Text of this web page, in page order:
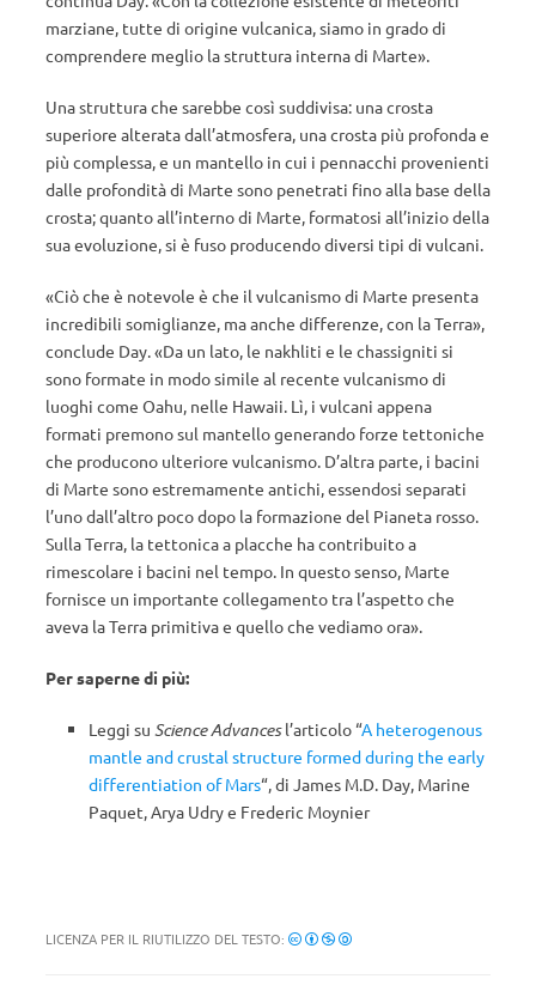
marziane, tutte di origine vulcanica, siamo in grado di
comprendere meglio la struttura interna di Marte».
Una struttura che sarebbe così suddivisa: una crosta
superiore alterata dall’atmosfera, una crosta più profonda e
più complessa, e un mantello in cui i pennacchi provenienti
dalle profondità di Marte sono penetrati fino alla base della
crosta; quanto all’interno di Marte, formatosi all’inizio della
sua evoluzione, si è fuso producendo diversi tipi di vulcani.
«Ciò che è notevole è che il vulcanismo di Marte presenta
incredibili somiglianze, ma anche differenze, con la Terra»,
conclude Day. «Da un lato, le nakhliti e le chassigniti si
sono formate in modo simile al recente vulcanismo di
luoghi come Oahu, nelle Hawaii. Lì, i vulcani appena
formati premono sul mantello generando forze tettoniche
che producono ulteriore vulcanismo. D’altra parte, i bacini
di Marte sono estremamente antichi, essendosi separati
l’uno dall’altro poco dopo la formazione del Pianeta rosso.
Sulla Terra, la tettonica a placche ha contribuito a
rimescolare i bacini nel tempo. In questo senso, Marte
fornisce un importante collegamento tra l’aspetto che
aveva la Terra primitiva e quello che vediamo ora».
Per saperne di più:
Leggi su Science Advancesl’articolo “A heterogenous
mantle and crustal structure formed during the early
differentiation of Mars“, di James M.D. Day, Marine
Paquet, Arya Udry e Frederic Moynier
LICENZA PER IL RIUTILIZZO DEL TESTO: